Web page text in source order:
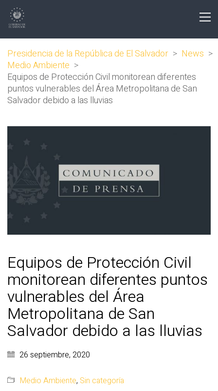
Presidencia de la República de El Salvador > News >
Medio Ambiente >
Equipos de Protección Civil monitorean diferentes
puntos vulnerables del Área Metropolitana de San
Salvador debido a las lluvias
Equipos de Protección Civil
monitorean diferentes puntos
vulnerables del Área
Metropolitana de San
Salvador debido a las lluvias
26 septiembre, 2020
Medio Ambiente, Sin categoría